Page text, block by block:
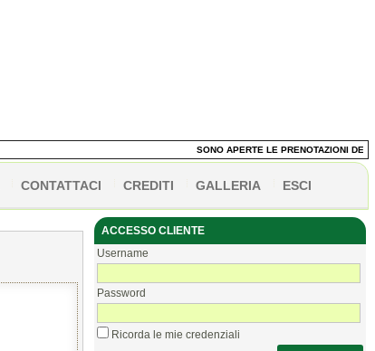
SONO APERTE LE PRENOTAZIONI DEI
CONTATTACI CREDITI GALLERIA ESCI
ACCESSO CLIENTE
Username
Password
Ricorda le mie credenziali